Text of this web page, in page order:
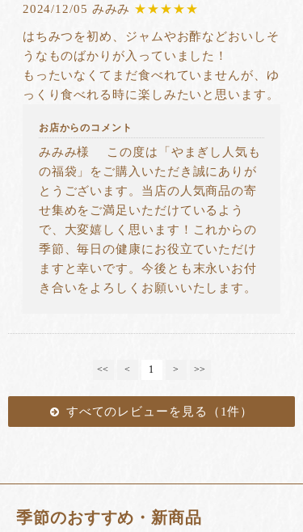
2024/12/05 みみみ ★★★★★
はちみつを初め、ジャムやお酢などおいしそ
うなものばかりが入っていました！
もったいなくてまだ食べれていませんが、ゆ
っくり食べれる時に楽しみたいと思います。
お店からのコメント
みみみ様 この度は「やまぎし人気も
の福袋」をご購入いただき誠にありが
とうございます。当店の人気商品の寄
せ集めをご満足いただけているよう
で、大変嬉しく思います！これからの
季節、毎日の健康にお役立ていただけ
ますと幸いです。今後とも末永いお付
き合いをよろしくお願いいたします。
<< < 1 > >>
すべてのレビューを見る（1件）
季節のおすすめ・新商品